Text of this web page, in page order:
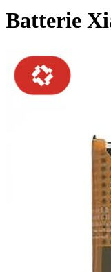
Batterie